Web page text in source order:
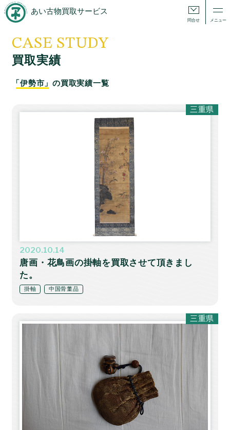
あい古物買取サービス
問合せ メニュー
CASE STUDY
買取実績
「伊勢市」の買取実績一覧
2020.10.14
唐画・花鳥画の掛軸を買取させて頂きまし
た。
掛軸 中国骨董品
三重県
三重県